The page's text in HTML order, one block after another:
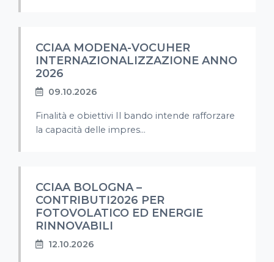
CCIAA MODENA-VOCUHER
INTERNAZIONALIZZAZIONE ANNO
2026
09.10.2026
Finalità e obiettivi Il bando intende rafforzare
la capacità delle impres...
CCIAA BOLOGNA –
CONTRIBUTI2026 PER
FOTOVOLATICO ED ENERGIE
RINNOVABILI
12.10.2026